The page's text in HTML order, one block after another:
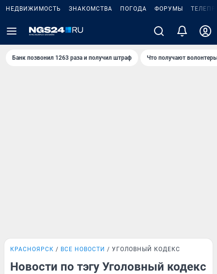
НЕДВИЖИМОСТЬ ЗНАКОМСТВА ПОГОДА ФОРУМЫ
Банк позвонил 1263 раза и получил штраф Что получают
КРАСНОЯРСК ВСЕ НОВОСТИ УГОЛОВНЫЙ КОДЕКС
Новости по тэгу Уголовный кодекс